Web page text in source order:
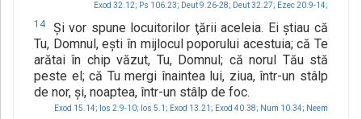
Exod 32.12; Ps 106.23; Deut 9.26-28; Deut 32.27; Ezec 20.9-14;
14
Şi vor spune locuitorilor ţării aceleia. Ei ştiau că
Tu, Domnul, eşti în mijlocul poporului acestuia; că Te
arătai în chip văzut, Tu, Domnul; că norul Tău stă
peste el; că Tu mergi înaintea lui, ziua, într-un stâlp
de nor, şi, noaptea, într-un stâlp de foc.
Exod 15.14; Ios 2.9-10; Ios 5.1; Exod 13.21; Exod 40.38; Num 10.34; Neem